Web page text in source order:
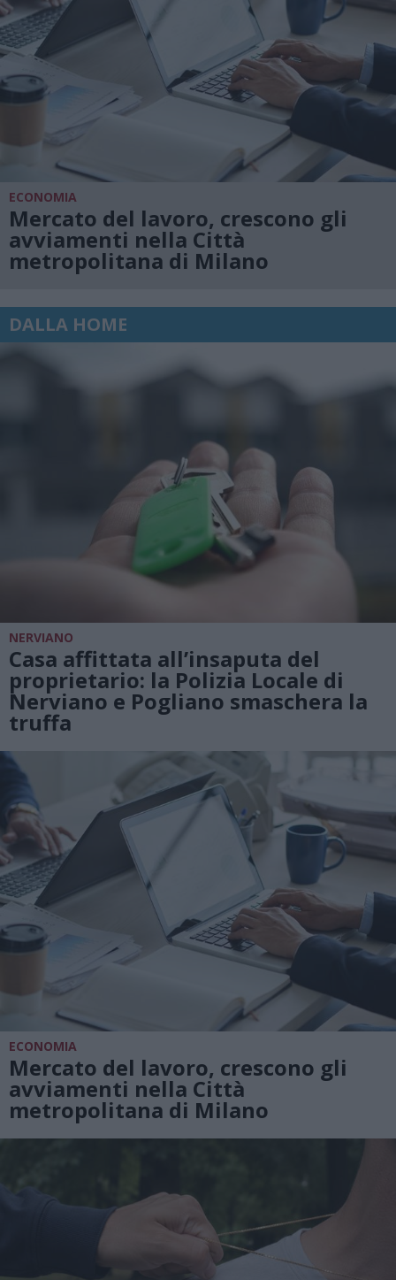
ECONOMIA
Mercato del lavoro, crescono gli
avviamenti nella Città
metropolitana di Milano
DALLA HOME
NERVIANO
Casa affittata all’insaputa del
proprietario: la Polizia Locale di
Nerviano e Pogliano smaschera la
truffa
ECONOMIA
Mercato del lavoro, crescono gli
avviamenti nella Città
metropolitana di Milano